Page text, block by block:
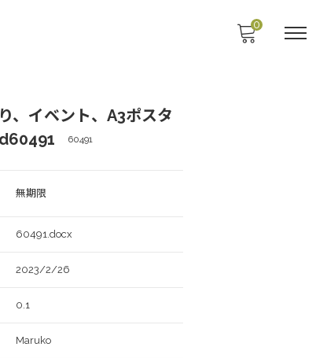
0
、イベント、A3ポスタ
60491
無期限
60491.docx
2023/2/26
0.1
Maruko